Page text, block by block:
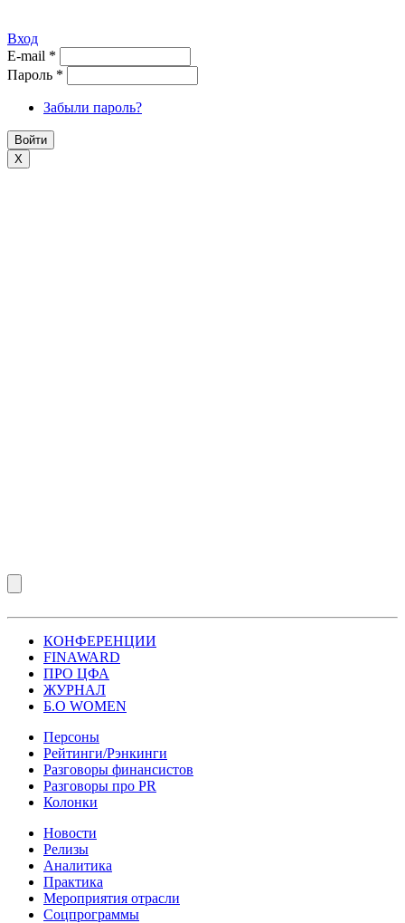
Вход
E-mail *
Пароль *
Забыли пароль?
X
КОНФЕРЕНЦИИ
FINAWARD
ПРО ЦФА
ЖУРНАЛ
Б.О WOMEN
Персоны
Рейтинги/Рэнкинги
Разговоры финансистов
Разговоры про PR
Колонки
Новости
Релизы
Аналитика
Практика
Мероприятия отрасли
Соцпрограммы